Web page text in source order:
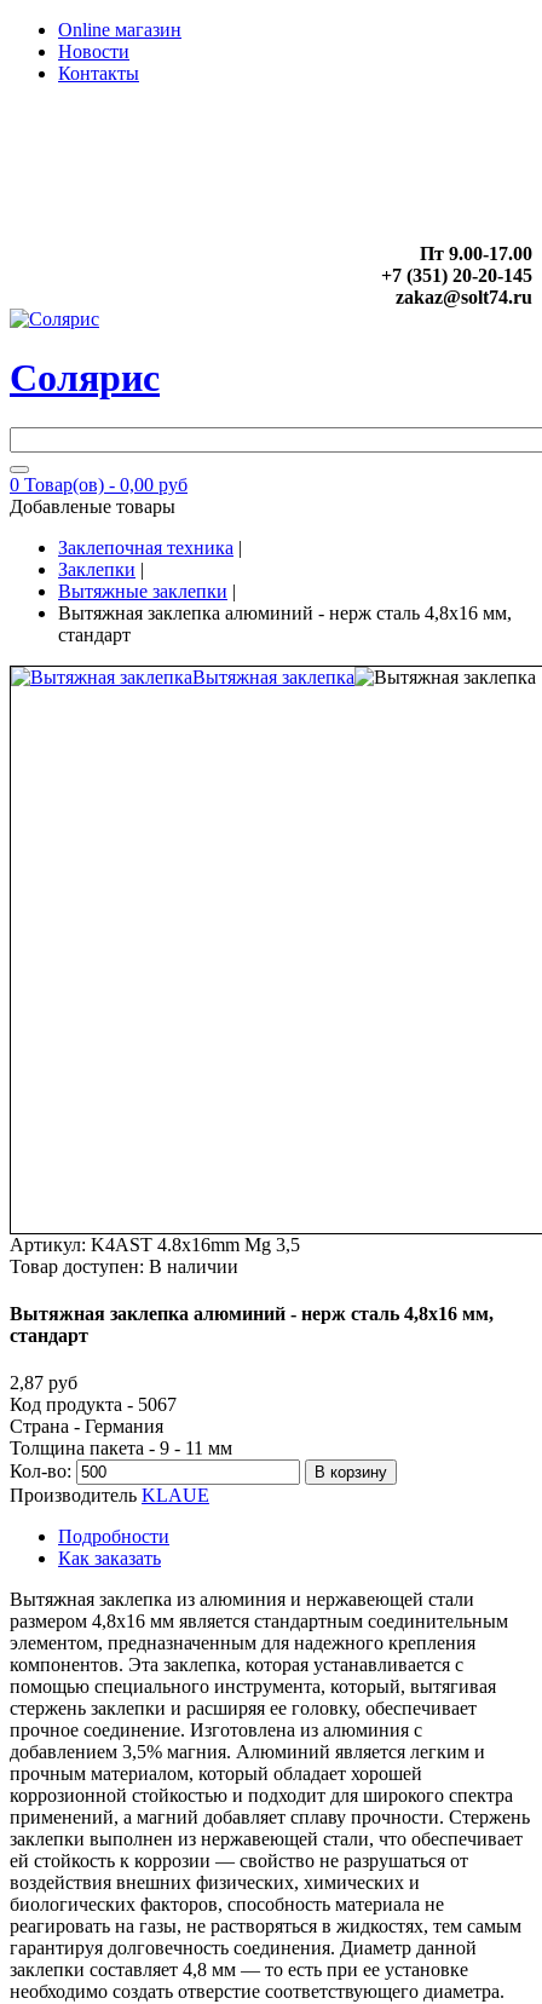
Online магазин
Новости
Контакты
Пт 9.00-17.00
+7 (351) 20-20-145
zakaz@solt74.ru
Солярис
0 Товар(ов) - 0,00 руб
Добавленые товары
Заклепочная техника |
Заклепки |
Вытяжные заклепки |
Вытяжная заклепка алюминий - нерж сталь 4,8х16 мм,
стандарт
Вытяжная заклепка
Артикул: K4AST 4.8x16mm Mg 3,5
Товар доступен: В наличии
Вытяжная заклепка алюминий - нерж сталь 4,8х16 мм,
стандарт
2,87 руб
Код продукта - 5067
Страна - Германия
Толщина пакета - 9 - 11 мм
Кол-во:
В корзину
Производитель KLAUE
Подробности
Как заказать
Вытяжная заклепка из алюминия и нержавеющей стали
размером 4,8х16 мм является стандартным соединительным
элементом, предназначенным для надежного крепления
компонентов. Эта заклепка, которая устанавливается с
помощью специального инструмента, который, вытягивая
стержень заклепки и расширяя ее головку, обеспечивает
прочное соединение. Изготовлена из алюминия с
добавлением 3,5% магния. Алюминий является легким и
прочным материалом, который обладает хорошей
коррозионной стойкостью и подходит для широкого спектра
применений, а магний добавляет сплаву прочности. Стержень
заклепки выполнен из нержавеющей стали, что обеспечивает
ей стойкость к коррозии — свойство не разрушаться от
воздействия внешних физических, химических и
биологических факторов, способность материала не
реагировать на газы, не растворяться в жидкостях, тем самым
гарантируя долговечность соединения. Диаметр данной
заклепки составляет 4,8 мм — то есть при ее установке
необходимо создать отверстие соответствующего диаметра.